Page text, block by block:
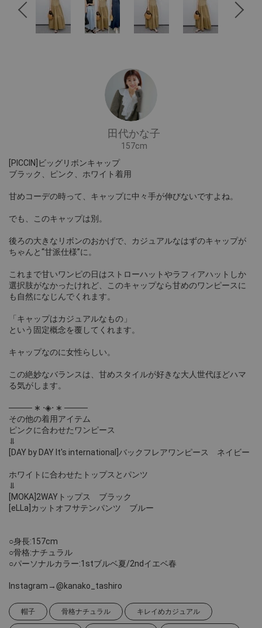
田代かな子
157cm
[PICCIN]ビッグリボンキャップ
ブラック、ピンク、ホワイト着用
甘めコーデの時って、キャップに中々手が伸びないですよね。
でも、このキャップは別。
後ろの大きなリボンのおかげで、カジュアルなはずのキャップが
ちゃんと“甘派仕様”に。
これまで甘いワンピの日はストローハットやラフィアハットしか
選択肢がなかったけれど、このキャップなら甘めのワンピースに
も自然になじんでくれます。
「キャップはカジュアルなもの」
という固定概念を覆してくれます。
キャップなのに女性らしい。
この絶妙なバランスは、甘めスタイルが好きな大人世代ほどハマ
る気がします。
──── ∗ ⋅◈⋅ ∗ ────
その他の着用アイテム
ピンクに合わせたワンピース
⥥
[DAY by DAY It's international]バックフレアワンピース ネイビー
ホワイトに合わせたトップスとパンツ
⥥
[MOKA]2WAYトップス ブラック
[eLLa]カットオフサテンパンツ ブルー
○身長:157cm
○骨格:ナチュラル
○パーソナルカラー:1stブルベ夏/2ndイエベ春
Instagram→@kanako_tashiro
帽子 骨格ナチュラル キレイめカジュアル